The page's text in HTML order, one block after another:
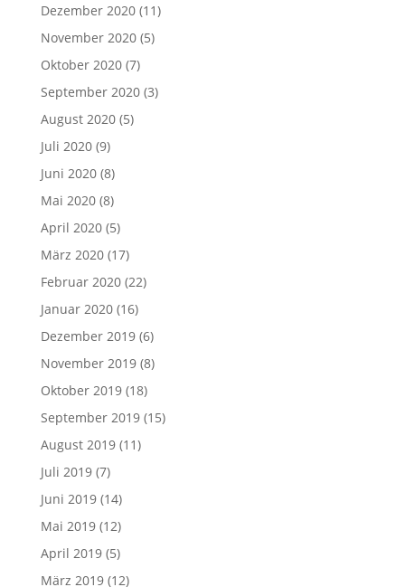
Dezember 2020(11)
November 2020(5)
Oktober 2020(7)
September 2020(3)
August 2020(5)
Juli 2020(9)
Juni 2020(8)
Mai 2020(8)
April 2020(5)
März 2020(17)
Februar 2020(22)
Januar 2020(16)
Dezember 2019(6)
November 2019(8)
Oktober 2019(18)
September 2019(15)
August 2019(11)
Juli 2019(7)
Juni 2019(14)
Mai 2019(12)
April 2019(5)
März 2019(12)